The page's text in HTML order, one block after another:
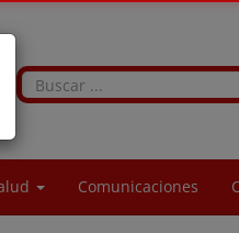
Comunicaciones